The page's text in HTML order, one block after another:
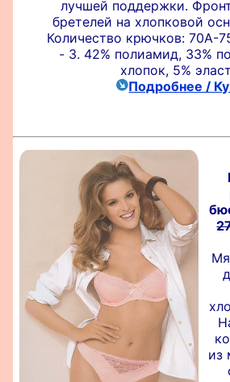
лучшей поддержки.
бретелей на хлопковой
Количество крючков: 70А-
- 3. 42% полиамид, 33%
хлопок, 5%
Подробнее /
из